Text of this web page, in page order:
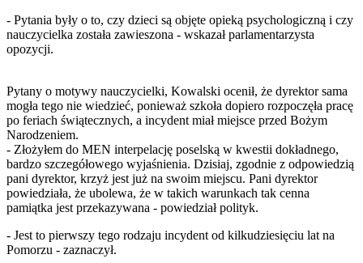
- Pytania były o to, czy dzieci są objęte opieką psychologiczną i czy
nauczycielka została zawieszona - wskazał parlamentarzysta
opozycji.
Pytany o motywy nauczycielki, Kowalski ocenił, że dyrektor sama
mogła tego nie wiedzieć, ponieważ szkoła dopiero rozpoczęła pracę
po feriach świątecznych, a incydent miał miejsce przed Bożym
Narodzeniem.
- Złożyłem do MEN interpelację poselską w kwestii dokładnego,
bardzo szczegółowego wyjaśnienia. Dzisiaj, zgodnie z odpowiedzią
pani dyrektor, krzyż jest już na swoim miejscu. Pani dyrektor
powiedziała, że ubolewa, że w takich warunkach tak cenna
pamiątka jest przekazywana - powiedział polityk.
- Jest to pierwszy tego rodzaju incydent od kilkudziesięciu lat na
Pomorzu - zaznaczył.